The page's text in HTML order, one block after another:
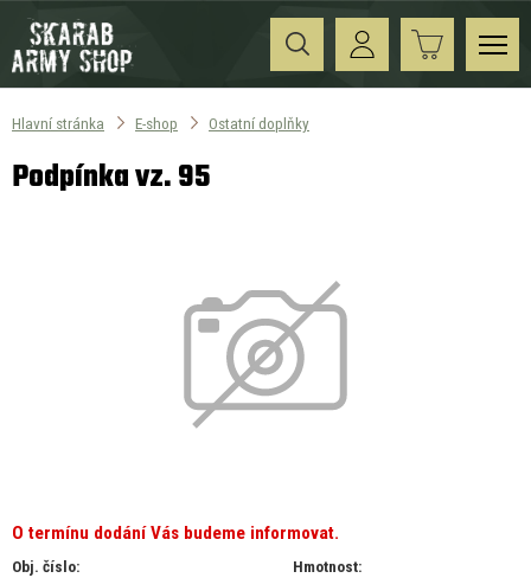
Hlavní stránka E-shop Ostatní doplňky
Podpínka vz. 95
O termínu dodání Vás budeme informovat.
Obj. číslo: Hmotnost: